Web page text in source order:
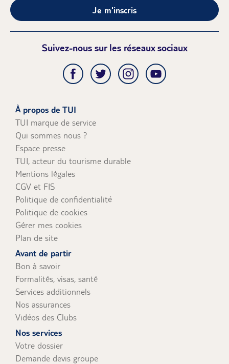
Je m'inscris
Suivez-nous sur les réseaux sociaux
À propos de TUI
TUI marque de service
Qui sommes nous ?
Espace presse
TUI, acteur du tourisme durable
Mentions légales
CGV et FIS
Politique de confidentialité
Politique de cookies
Gérer mes cookies
Plan de site
Avant de partir
Bon à savoir
Formalités, visas, santé
Services additionnels
Nos assurances
Vidéos des Clubs
Nos services
Votre dossier
Demande devis groupe